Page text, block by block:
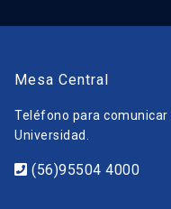
Mesa Central
Teléfono para
Universidad.
(56)95504 4000